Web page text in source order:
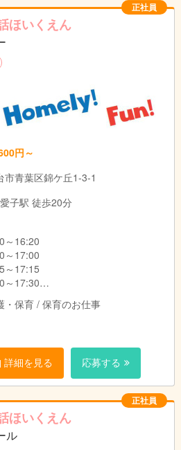
18:30間の希望による固定シフト
18:35間で応相談
内で応相談
正社員
ほいくえん
円～
市青葉区錦ケ丘1-3-1
子駅 徒歩20分
16:20
17:00
17:15
17:30
時間
13:05
18:35
18:30間の希望による固定シフト
・保育 / 保育のお仕事
詳細を見る 応募する
正社員
ほいくえん
ル